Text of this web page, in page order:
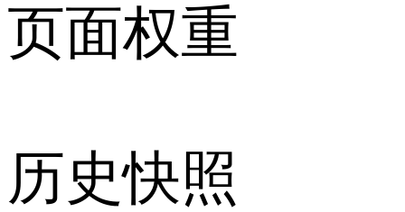
页面权重
历史快照